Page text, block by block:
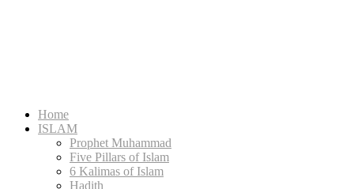
Home
ISLAM
Prophet Muhammad
Five Pillars of Islam
6 Kalimas of Islam
Hadith